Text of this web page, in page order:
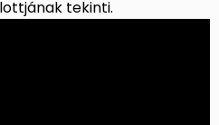
tekinti.